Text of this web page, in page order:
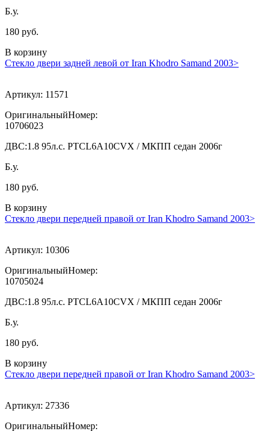
Б.у.
180 руб.
В корзину
Стекло двери задней левой от Iran Khodro Samand 2003>
Артикул: 11571
ОригинальныйНомер:
10706023
ДВС:1.8 95л.с. PTCL6A10CVX / МКПП седан 2006г
Б.у.
180 руб.
В корзину
Стекло двери передней правой от Iran Khodro Samand 2003>
Артикул: 10306
ОригинальныйНомер:
10705024
ДВС:1.8 95л.с. PTCL6A10CVX / МКПП седан 2006г
Б.у.
180 руб.
В корзину
Стекло двери передней правой от Iran Khodro Samand 2003>
Артикул: 27336
ОригинальныйНомер: